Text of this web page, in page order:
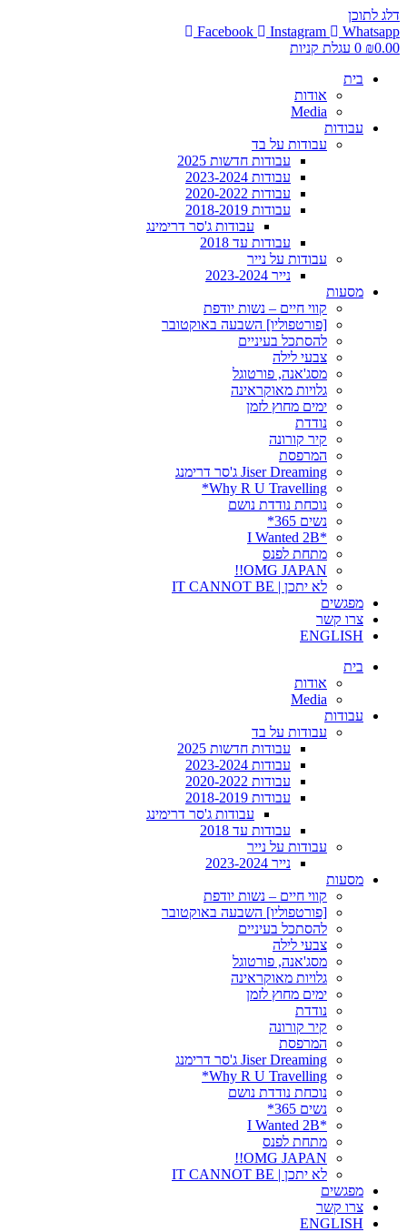
דלג לתוכן
Facebook
Instagram
Whatsapp
₪0.00
0 עגלת קניות
בית
אודות
Media
עבודות
עבודות על בד
עבודות חדשות 2025
עבודות 2023-2024
עבודות 2020-2022
עבודות 2018-2019
עבודות ג'סר דרימינג
עבודות עד 2018
עבודות על נייר
נייר 2023-2024
מסעות
קווי חיים – נשות יודפת
[פורטפוליו] השבעה באוקטובר
להסתכל בעיניים
צבעי לילה
מסג'אנה, פורטוגל
גלויות מאוקראינה
ימים מחוץ לזמן
נודדת
קיר קורונה
המרפסת
Jiser Dreaming ג'סר דרימנג
Why R U Travelling*
נוכחת נודדת נושם
נשים 365*
*I Wanted 2B
מתחת לפנס
OMG JAPAN!!
לא יתכן | IT CANNOT BE
מפגשים
צרו קשר
ENGLISH
בית
אודות
Media
עבודות
עבודות על בד
עבודות חדשות 2025
עבודות 2023-2024
עבודות 2020-2022
עבודות 2018-2019
עבודות ג'סר דרימינג
עבודות עד 2018
עבודות על נייר
נייר 2023-2024
מסעות
קווי חיים – נשות יודפת
[פורטפוליו] השבעה באוקטובר
להסתכל בעיניים
צבעי לילה
מסג'אנה, פורטוגל
גלויות מאוקראינה
ימים מחוץ לזמן
נודדת
קיר קורונה
המרפסת
Jiser Dreaming ג'סר דרימנג
Why R U Travelling*
נוכחת נודדת נושם
נשים 365*
*I Wanted 2B
מתחת לפנס
OMG JAPAN!!
לא יתכן | IT CANNOT BE
מפגשים
צרו קשר
ENGLISH